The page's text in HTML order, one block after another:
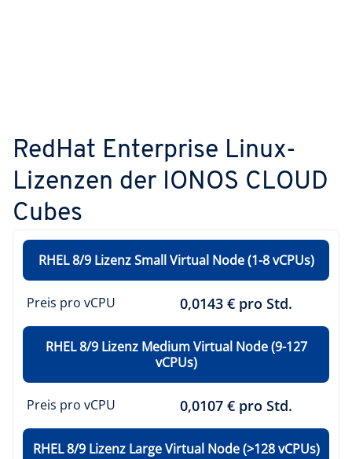
RedHat Enterprise Linux-
Lizenzen der IONOS CLOUD
Cubes
RHEL 8/9 Lizenz Small Virtual Node (1-8 vCPUs)
Preis pro vCPU 0,0143 € pro Std.
RHEL 8/9 Lizenz Medium Virtual Node (9-127
vCPUs)
Preis pro vCPU 0,0107 € pro Std.
RHEL 8/9 Lizenz Large Virtual Node (>128 vCPUs)